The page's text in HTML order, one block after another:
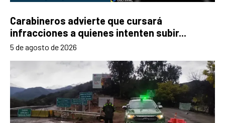
Carabineros advierte que cursará
infracciones a quienes intenten subir...
5 de agosto de 2026